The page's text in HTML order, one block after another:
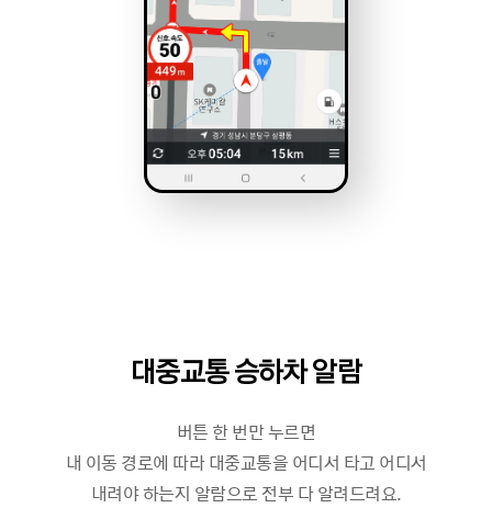
대중교통 승하차 알람
버튼 한 번만 누르면
내 이동 경로에 따라 대중교통을 어디서 타고 어디서
내려야 하는지 알람으로 전부 다 알려드려요.